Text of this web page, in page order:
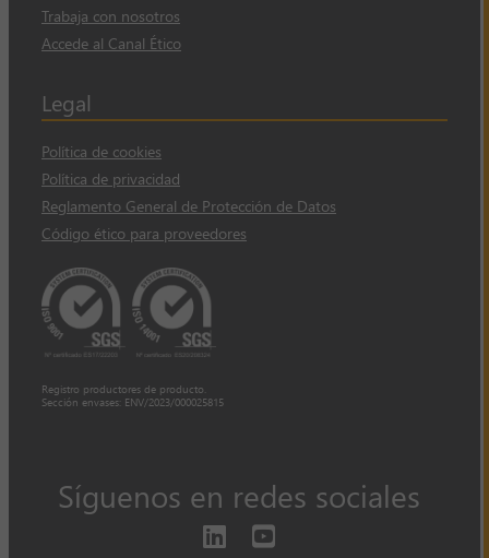
Trabaja con nosotros
Accede al Canal Ético
Legal
Política de cookies
Política de privacidad
Reglamento General de Protección de Datos
Código ético para proveedores
Registro productores de producto.
Sección envases: ENV/2023/000025815
Síguenos en redes sociales